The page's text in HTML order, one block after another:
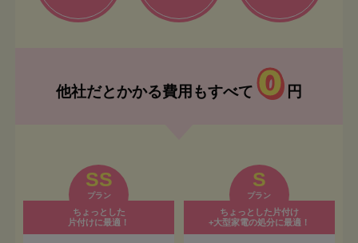
他社だとかかる費用もすべて 0 円
SS
プラン
ちょっとした
片付けに最適！
S
プラン
ちょっとした片付け
+大型家電の処分に最適！